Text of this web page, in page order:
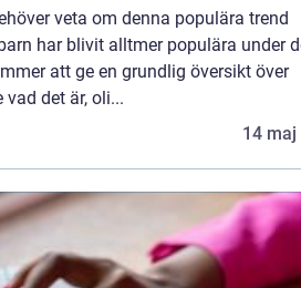
veta om denna populära trend
har blivit alltmer populära under
att ge en grundlig översikt över
det är, oli...
14 maj